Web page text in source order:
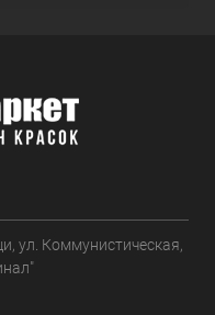
ул. Коммунистическая,